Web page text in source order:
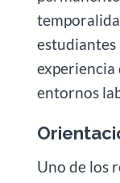
experiencia
entornos
Uno de los